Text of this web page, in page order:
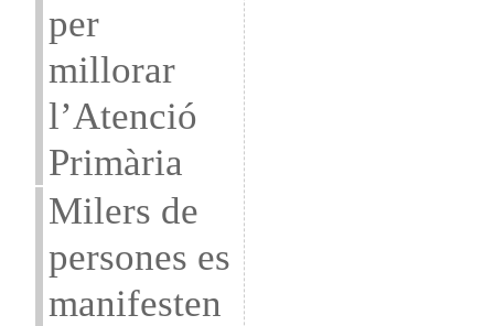
per
millorar
l’Atenció
Primària
Milers de
persones es
manifesten